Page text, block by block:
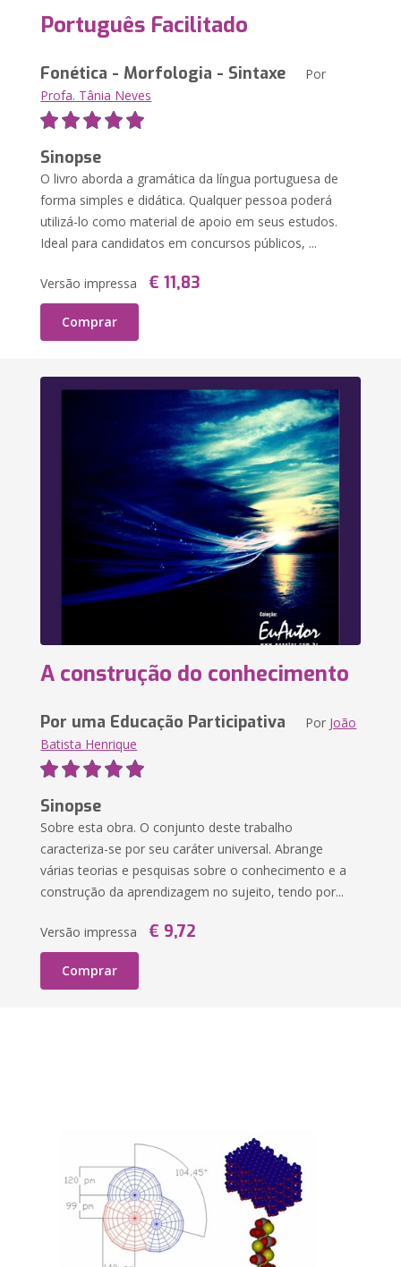
Português Facilitado
Fonética - Morfologia - Sintaxe Por
Profa. Tânia Neves
Sinopse
O livro aborda a gramática da língua portuguesa de
forma simples e didática. Qualquer pessoa poderá
utilizá-lo como material de apoio em seus estudos.
Ideal para candidatos em concursos públicos, ...
Versão impressa € 11,83
Comprar
A construção do conhecimento
Por uma Educação Participativa Por João
Batista Henrique
Sinopse
Sobre esta obra. O conjunto deste trabalho
caracteriza-se por seu caráter universal. Abrange
várias teorias e pesquisas sobre o conhecimento e a
construção da aprendizagem no sujeito, tendo por...
Versão impressa € 9,72
Comprar